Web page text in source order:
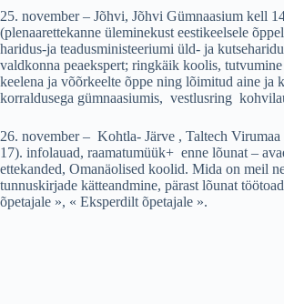
25. november – Jõhvi, Jõhvi Gümnaasium kell
(plenaarettekanne üleminekust eestikeelsele
haridus-ja teadusministeeriumi üld- ja
valdkonna peaekspert; ringkäik koolis, tutvumine
keelena ja võõrkeelte õppe ning lõimitud aine ja
korraldusega gümnaasiumis, vestlusring
26. november – Kohtla- Järve , Taltech
17). infolauad, raamatumüük+ enne lõunat –
ettekanded, Omanäolised koolid. Mida on meil
tunnuskirjade kätteandmine, pärast lõunat
õpetajale », « Eksperdilt õpetajale ».